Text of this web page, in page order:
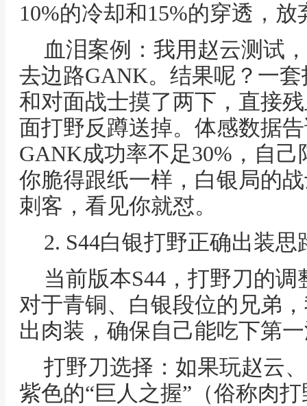
10%的冷却和15%的穿透，
血泪案例：我用赵云测试
去边路GANK。结果呢？一
和对面战士摸了两下，直接
面打野反蹲送掉。体感数据
GANK成功率不足30%，自
你脆得跟纸一样，白银局的
刺客，看见你就怼。
2. S44白银打野正确出装
当前版本S44，打野刀的
对于青铜、白银段位的兄弟
出肉装，确保自己能吃下第
打野刀选择：如果玩赵云
紫色的“巨人之握”（俗称肉